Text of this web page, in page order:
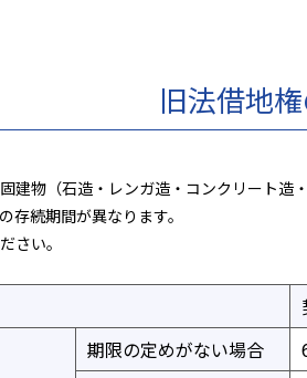
旧法借地
建物（石造・レンガ造・コンクリート
存続期間が異なります。
さい。
期限の定めがない場合